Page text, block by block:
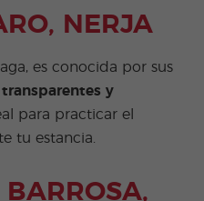
NERJA
es conocida por sus
y
para practicar el
tu estancia.
BARROSA,